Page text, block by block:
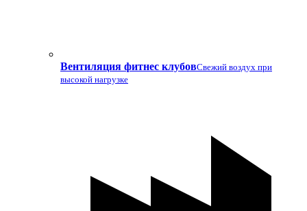
Вентиляция фитнес клубовСвежий воздух при
высокой нагрузке